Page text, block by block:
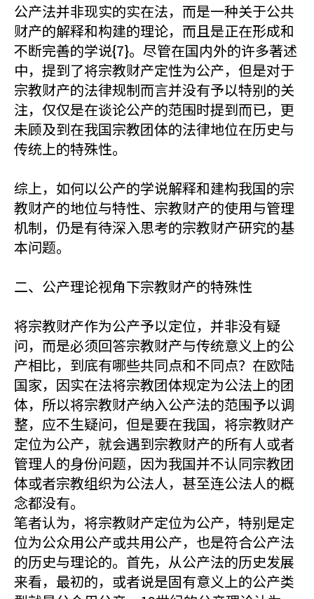
公产法并非现实的实在法，而是一种关于公共
财产的解释和构建的理论，而且是正在形成和
不断完善的学说{7}。尽管在国内外的许多著述
中，提到了将宗教财产定性为公产，但是对于
宗教财产的法律规制而言并没有予以特别的关
注，仅仅是在谈论公产的范围时提到而已，更
未顾及到在我国宗教团体的法律地位在历史与
传统上的特殊性。
综上，如何以公产的学说解释和建构我国的宗
教财产的地位与特性、宗教财产的使用与管理
机制，仍是有待深入思考的宗教财产研究的基
本问题。
二、公产理论视角下宗教财产的特殊性
将宗教财产作为公产予以定位，并非没有疑
问，而是必须回答宗教财产与传统意义上的公
产相比，到底有哪些共同点和不同点？在欧陆
国家，因实在法将宗教团体规定为公法上的团
体，所以将宗教财产纳入公产法的范围予以调
整，应不生疑问，但是要在我国，将宗教财产
定位为公产，就会遇到宗教财产的所有人或者
管理人的身份问题，因为我国并不认同宗教团
体或者宗教组织为公法人，甚至连公法人的概
念都没有。
笔者认为，将宗教财产定位为公产，特别是定
位为公众用公产或共用公产，也是符合公产法
的历史与理论的。首先，从公产法的历史发展
来看，最初的，或者说是固有意义上的公产类